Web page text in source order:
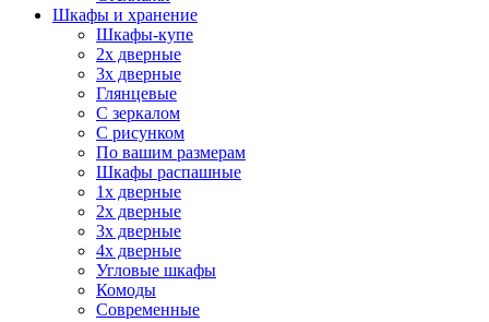
Шкафы и хранение
Шкафы-купе
2х дверные
3х дверные
Глянцевые
С зеркалом
С рисунком
По вашим размерам
Шкафы распашные
1х дверные
2х дверные
3х дверные
4х дверные
Угловые шкафы
Комоды
Современные